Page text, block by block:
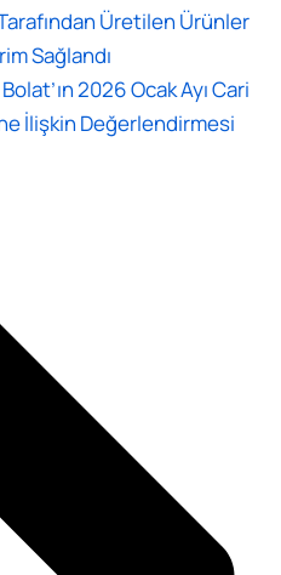
Üretilen Ürünler
Sağlandı
2026 Ocak Ayı Cari
İlişkin Değerlendirmesi